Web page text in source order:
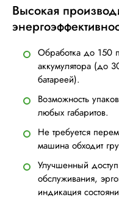
Высокая
Обработка до 150
аккумулятора (до
батареей).
Возможность
любых габаритов.
Не требуется
машина обходит
Улучшенный
обслуживания,
индикация